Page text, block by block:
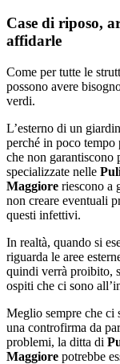
Case di riposo,
affidarle
Come per tutte le
possono avere
verdi.
L’esterno di un
perché in poco tempo
che non garantiscono
specializzate nelle
Maggiore riescono a
non creare eventuali
questi infettivi.
In realtà, quando si
riguarda le aree
quindi verrà proibito,
ospiti che ci sono
Meglio sempre che ci
una controfirma da
problemi, la ditta di
Maggiore potrebbe